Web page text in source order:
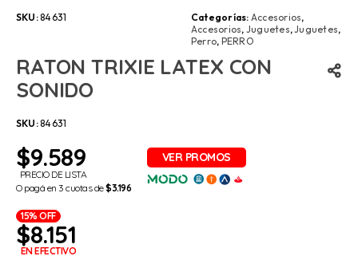
SKU:84631 Categorías: Accesorios,
Accesorios, Juguetes,Juguetes,
Perro, PERRO
RATON TRIXIE LATEX CON
SONIDO
SKU:84631
$9.589
PRECIO DE LISTA
O pagá en 3 cuotas de$3.196
15% OFF
$8.151
EN EFECTIVO